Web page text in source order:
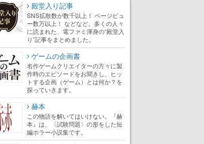
殿堂入り記事
SNS拡散数が数千以上！ ページビュ
ー数万以上！ などなど。多くの人々
に読まれた、電ファミ渾身の“殿堂入
り”記事をまとめました。
ゲームの企画書
名作ゲームクリエイターの方々に製
作時のエピソードをお聞きし、ヒッ
トする企画（ゲーム）とは何か？を
探っていきます。
赫本
この物語を解いてはいけない。『赫
本』は、〈試験問題〉の形をした短
編ホラー小説集です。